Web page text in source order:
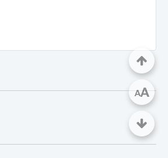
AA